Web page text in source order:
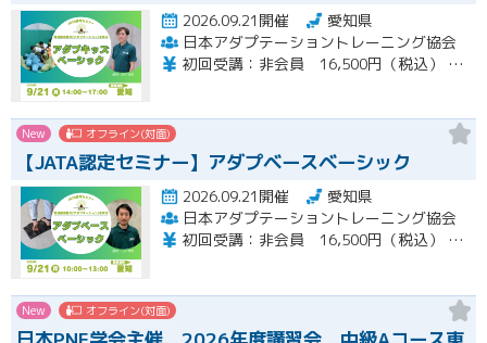
2026.09.21開催
愛知県
日本アダプテーショントレーニング協会
初回受講：非会員 16,500円（税込） 一般会員 14,850円（税込） 特待会員 13,200円（税込) 会員再受講：一般会員 3,712円（税込） 特待会員 3,300円（税込）
New オフライン(対面)
【JATA認定セミナー】アダプベースベーシック
2026.09.21開催
愛知県
日本アダプテーショントレーニング協会
初回受講：非会員 16,500円（税込） 一般会員 14,850円（税込） 特待会員 13,200円（税込) 会員再受講：一般会員 3,712円（税込） 特待会員 3,300円（税込） 支払い方法：銀行事前振り込み
New オフライン(対面)